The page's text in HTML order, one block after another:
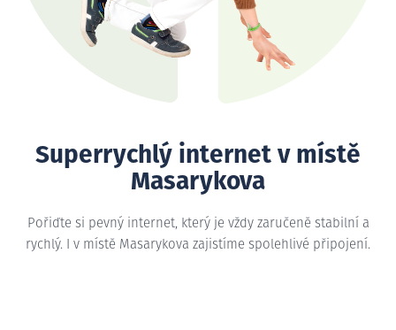
Superrychlý internet v místě
Masarykova
Pořiďte si pevný internet, který je vždy zaručeně stabilní a
rychlý. I v místě Masarykova zajistíme spolehlivé připojení.